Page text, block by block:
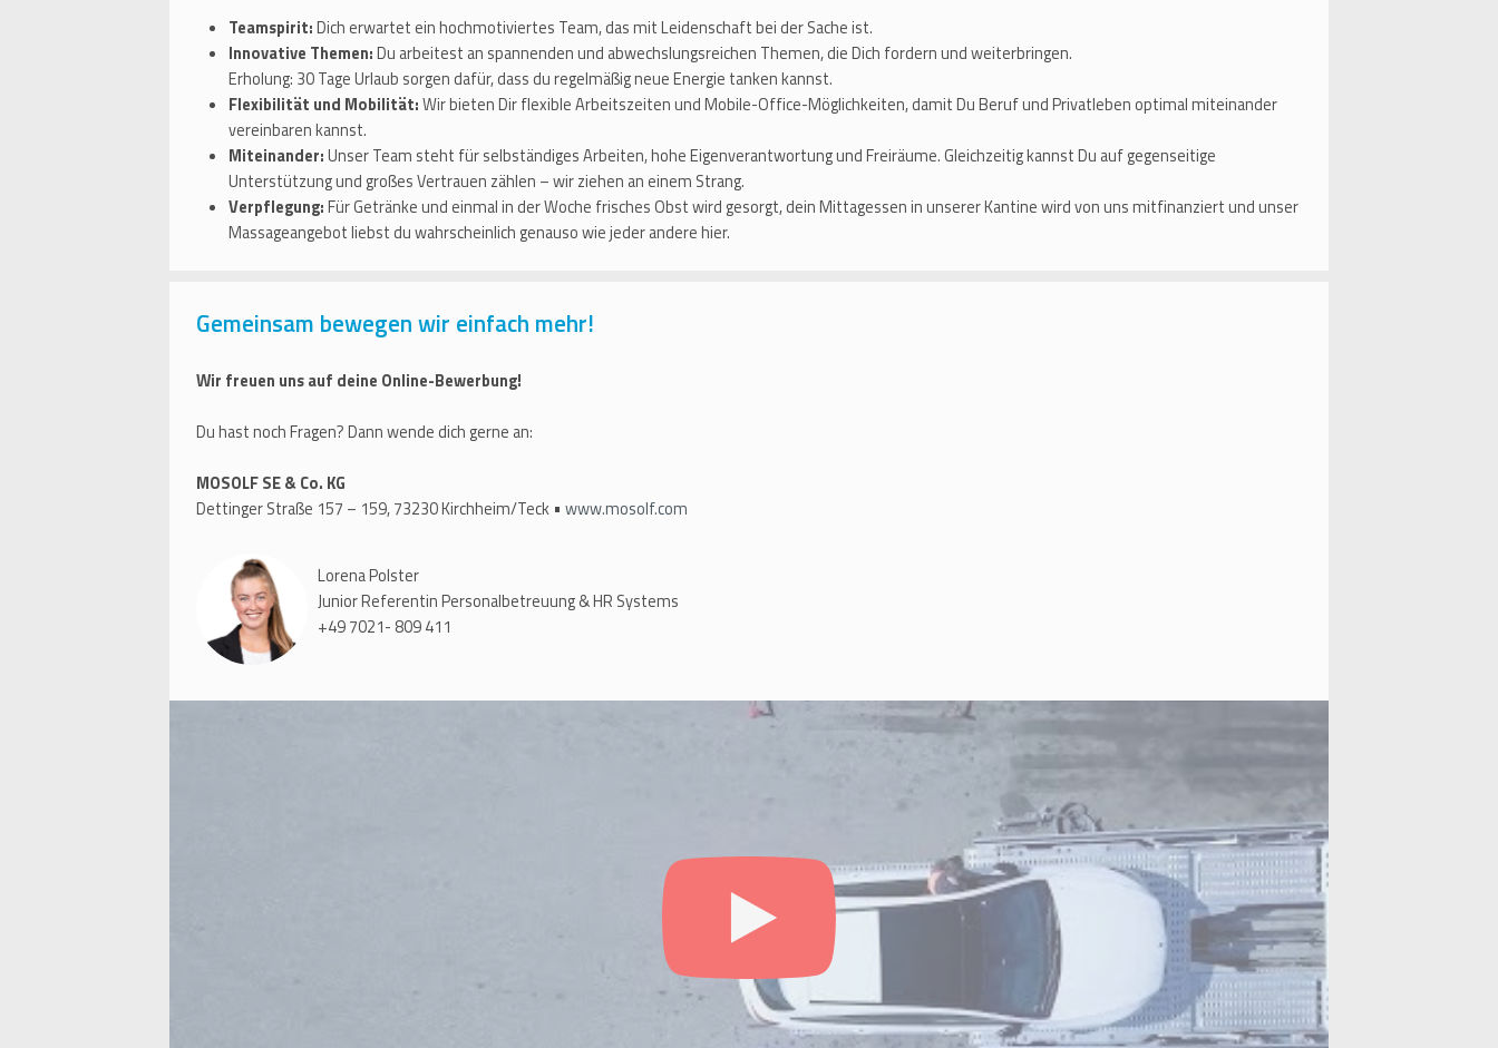
Teamspirit:Dich erwartet ein hochmotiviertes Team, das mit Leidenschaft bei der Sache ist.
Innovative Themen:Du arbeitest an spannenden und abwechslungsreichen Themen, die Dich fordern und weiterbringen.
Erholung: 30 Tage Urlaub sorgen dafür, dass du regelmäßig neue Energie tanken kannst.
Flexibilität und Mobilität:Wir bieten Dir flexible Arbeitszeiten und Mobile-Office-Möglichkeiten, damit Du Beruf und Privatleben optimal miteinander
vereinbaren kannst.
Miteinander:Unser Team steht für selbständiges Arbeiten, hohe Eigenverantwortung und Freiräume. Gleichzeitig kannst Du auf gegenseitige
Unterstützung und großes Vertrauen zählen – wir ziehen an einem Strang.
Verpflegung:Für Getränke und einmal in der Woche frisches Obst wird gesorgt, dein Mittagessen in unserer Kantine wird von uns mitfinanziert und unser
Massageangebot liebst du wahrscheinlich genauso wie jeder andere hier.
Gemeinsam bewegen wir einfach mehr!
Wir freuen uns auf deine Online-Bewerbung!
Du hast noch Fragen? Dann wende dich gerne an:
MOSOLF SE & Co. KG
Dettinger Straße 157 – 159, 73230 Kirchheim/Teck • www.mosolf.com
Lorena Polster
Junior Referentin Personalbetreuung & HR Systems
+49 7021- 809 411